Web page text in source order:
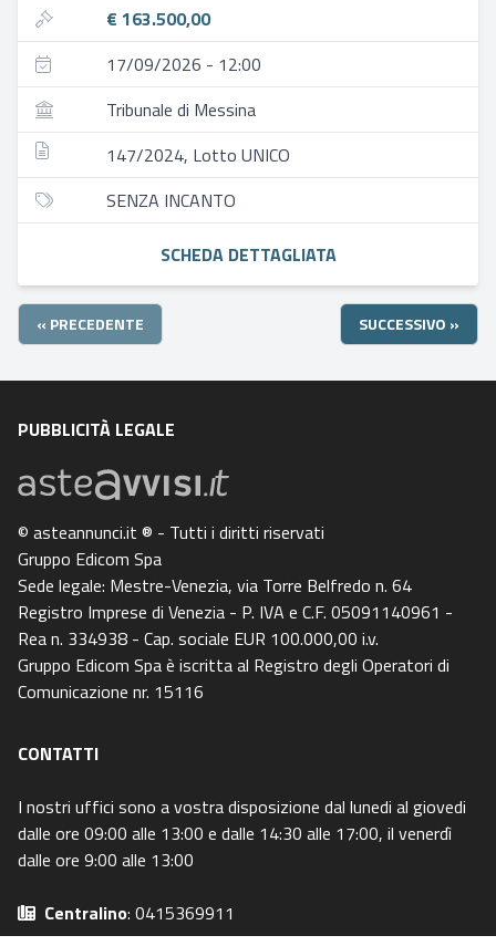
€ 163.500,00
17/09/2026 - 12:00
Tribunale di Messina
147/2024, Lotto UNICO
SENZA INCANTO
SCHEDA DETTAGLIATA
« PRECEDENTE SUCCESSIVO »
PUBBLICITÀ LEGALE
© asteannunci.it ® - Tutti i diritti riservati
Gruppo Edicom Spa
Sede legale: Mestre-Venezia, via Torre Belfredo n. 64
Registro Imprese di Venezia - P. IVA e C.F. 05091140961 -
Rea n. 334938 - Cap. sociale EUR 100.000,00 i.v.
Gruppo Edicom Spa è iscritta al Registro degli Operatori di
Comunicazione nr. 15116
CONTATTI
I nostri uffici sono a vostra disposizione dal lunedi al giovedi
dalle ore 09:00 alle 13:00 e dalle 14:30 alle 17:00, il venerdì
dalle ore 9:00 alle 13:00
Centralino: 0415369911